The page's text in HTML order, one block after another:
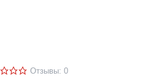
Отзывы: 0